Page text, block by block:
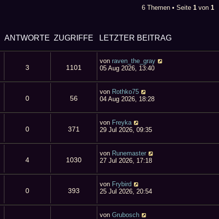
s
r
i
t
r
a
g
6 Themen • Seite 1 von 1
ANTWORTE
N
ZUGRIFFE LETZTER BEITRAG
3 1101
von raven_the_gray
05 Aug 2026, 13:40
0 56
von Rothko75
04 Aug 2026, 18:28
0 371
von Freyka
29 Jul 2026, 09:35
4 1030
von Runemaster
27 Jul 2026, 17:18
0 393
von Frybird
25 Jul 2026, 20:54
von Grubosch